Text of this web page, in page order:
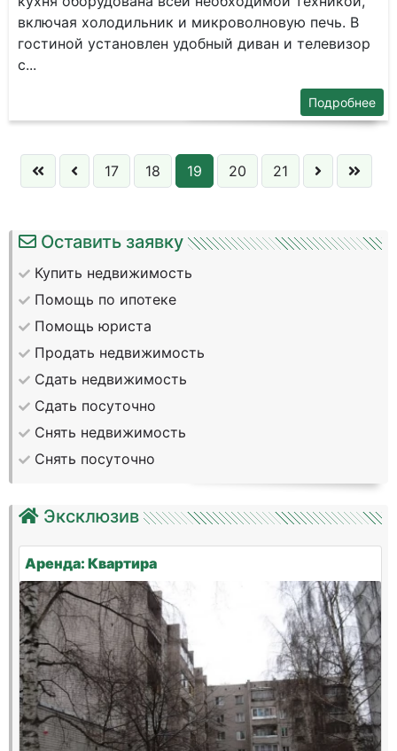
включaя хoлoдильник и микровoлнoвую печь. B
гоcтиной устанoвлeн удобный дивaн и тeлeвизoр
с...
Подробнее
17 18 19 20 21
Оставить заявку
Купить недвижимость
Помощь по ипотеке
Помощь юриста
Продать недвижимость
Сдать недвижимость
Сдать посуточно
Снять недвижимость
Снять посуточно
Эксклюзив
Аренда: Квартира